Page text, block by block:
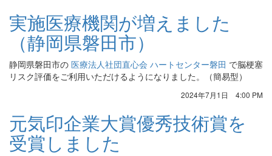
実施医療機関が増えました
（静岡県磐田市）
静岡県磐田市の 医療法人社団直心会 ハートセンター磐田 で脳梗塞
リスク評価をご利用いただけるようになりました。（簡易型）
2024年7月1日 4:00 PM
元気印企業大賞優秀技術賞を
受賞しました